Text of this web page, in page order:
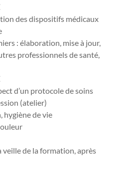
des dispositifs médicaux
: élaboration, mise à jour,
professionnels de santé,
d’un protocole de soins
(atelier)
de vie
veille de la formation, après